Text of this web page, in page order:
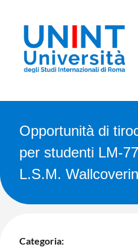
Opportunità di
per studenti LM-
L.S.M.
Categoria: